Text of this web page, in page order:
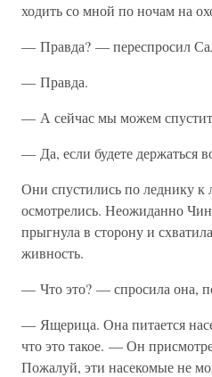
ходить со мной по ночам на
— Правда? — переспросил
— Правда.
— А сейчас мы можем
— Да, если будете держаться
Они спустились по леднику к
осмотрелись. Неожиданно
прыгнула в сторону и
живность.
— Что это? — спросила она,
— Ящерица. Она питается
что это такое. — Он
Пожалуй, эти насекомые не